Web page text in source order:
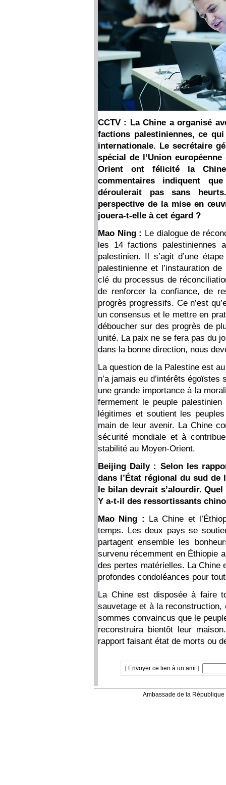
CCTV : La Chine a organisé
factions palestiniennes, ce
internationale. Le secrétaire
spécial de l’Union
Orient ont félicité la
commentaires indiquent
déroulerait pas sans
perspective de la mise en
jouera-t-elle à cet égard ?
Mao Ning : Le dialogue de
les 14 factions palestiniennes
palestinien. Il s’agit d’une
palestinienne et l’instauration
clé du processus de
de renforcer la confiance, de
progrès progressifs. Ce n’est
un consensus et le mettre en
déboucher sur des progrès de
unité. La paix ne se fera pas du
dans la bonne direction, nous
La question de la Palestine est
n’a jamais eu d’intérêts
une grande importance à la
fermement le peuple
légitimes et soutient les
main de leur avenir. La Chine
sécurité mondiale et à
stabilité au Moyen-Orient.
Beijing Daily : Selon les
dans l’État régional du sud de
le bilan devrait s’alourdir.
Y a-t-il des ressortissants
Mao Ning : La Chine et
temps. Les deux pays se
partagent ensemble les
survenu récemment en Éthiopie
des pertes matérielles. La Chine
profondes condoléances pour
La Chine est disposée à faire
sauvetage et à la reconstruction,
sommes convaincus que le
reconstruira bientôt leur
rapport faisant état de morts ou
[ Envoyer ce lien à un ami ]
Ambassade de la